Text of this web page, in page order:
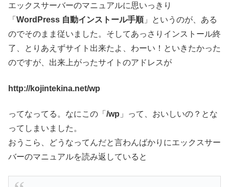
エックスサーバーのマニュアルに思いっきり
「 WordPress 自動インストール手順」というのが、ある
のでそのまま従いました。そしてあっさりインストール終
了、とりあえずサイト出来たよ、わーい！といきたかった
のですが、出来上がったサイトのアドレスが
http://kojintekina.net/wp
ってなってる。なにこの「 /wp 」って、おいしいの？とな
ってしまいました。
おうこら、どうなってんだと言わんばかりにエックスサー
バーのマニュアルを読み返していると